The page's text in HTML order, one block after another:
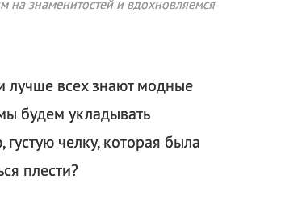
на знаменитостей и вдохновляемся
лучше всех знают модные
будем укладывать
челку, которая была
плести?